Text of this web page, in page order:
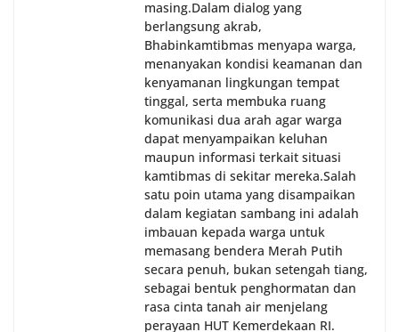
masing.‎Dalam dialog yang
berlangsung akrab,
Bhabinkamtibmas menyapa warga,
menanyakan kondisi keamanan dan
kenyamanan lingkungan tempat
tinggal, serta membuka ruang
komunikasi dua arah agar warga
dapat menyampaikan keluhan
maupun informasi terkait situasi
kamtibmas di sekitar mereka.‎‎‎Salah
satu poin utama yang disampaikan
dalam kegiatan sambang ini adalah
imbauan kepada warga untuk
memasang bendera Merah Putih
secara penuh, bukan setengah tiang,
sebagai bentuk penghormatan dan
rasa cinta tanah air menjelang
perayaan HUT Kemerdekaan RI.